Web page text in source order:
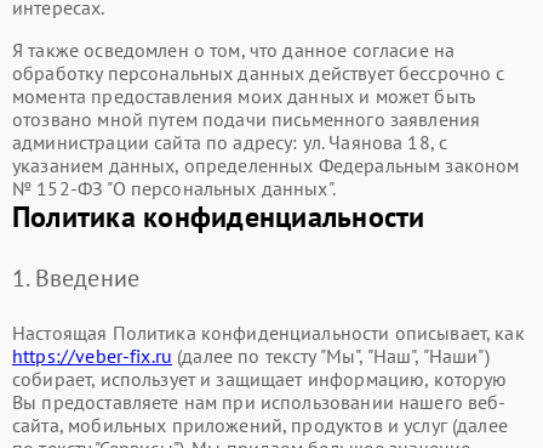
интересах.
Я также осведомлен о том, что данное согласие на
обработку персональных данных действует бессрочно с
момента предоставления моих данных и может быть
отозвано мной путем подачи письменного заявления
администрации сайта по адресу: ул. Чаянова 18, с
указанием данных, определенных Федеральным законом
№ 152-ФЗ "О персональных данных".
Политика конфиденциальности
1. Введение
Настоящая Политика конфиденциальности описывает, как
https://veber-fix.ru (далее по тексту "Мы", "Наш", "Наши")
собирает, использует и защищает информацию, которую
Вы предоставляете нам при использовании нашего веб-
сайта, мобильных приложений, продуктов и услуг (далее